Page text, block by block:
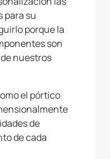
para su
porque la
son
nuestros
el pórtico
de
de cada